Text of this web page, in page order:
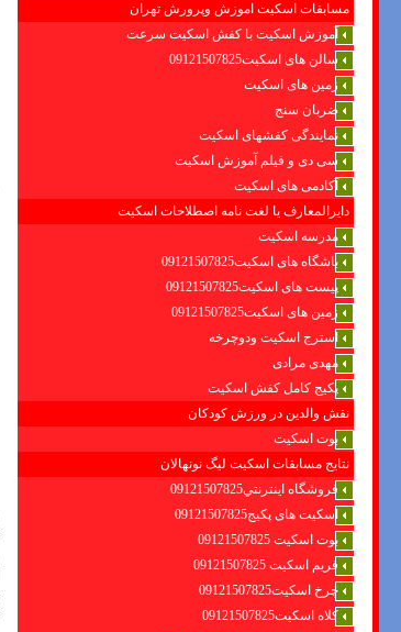
مسابقات اسکیت اموزش وپرورش تهران
آموزش اسکیت با کفش اسکیت سرعت
سالن های اسکیت09121507825
زمین های اسکیت
ضربان سنج
نمایندگی کفشهای اسکیت
سی دی و فیلم آموزش اسکیت
آکادمی های اسکیت
دایرالمعارف یا لغت نامه اصطلاحات اسکیت
مدرسه اسکیت
باشگاه های اسکیت09121507825
پیست های اسکیت09121507825
زمین های اسکیت09121507825
استرج اسکیت ودوچرخه
مهدی مرادی
پکیج کامل کفش اسکیت
نقش والدین در ورزش کودکان
بوت اسکیت
نتایج مسابقات اسکیت لیگ نونهالان
فروشگاه اينترنتي09121507825
اسکیت های پکیج09121507825
بوت اسکیت 09121507825
فریم اسکیت 09121507825
چرخ اسکیت09121507825
کلاه اسکیت09121507825